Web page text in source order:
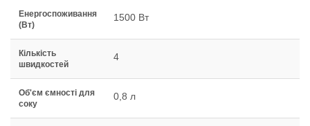
Енергоспоживання
(Вт)
1500 Вт
Кількість
швидкостей
4
Об'єм ємності для
соку
0,8 л